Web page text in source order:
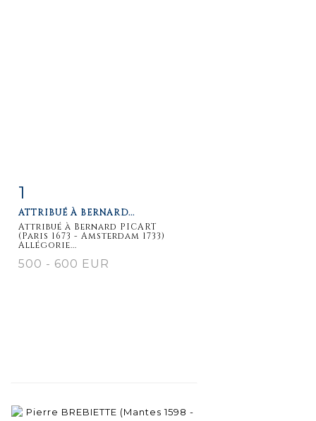
détaillée
1
ATTRIBUÉ À BERNARD...
Attribué à Bernard PICART
(Paris 1673 - Amsterdam 1733)
Allégorie...
500 - 600 EUR